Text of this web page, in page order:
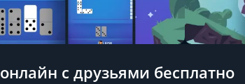
с друзьями бесплатно